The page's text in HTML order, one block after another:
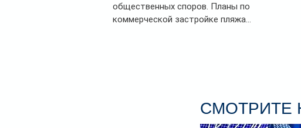
общественных споров. Планы по
коммерческой застройке пляжа...
СМОТРИТЕ